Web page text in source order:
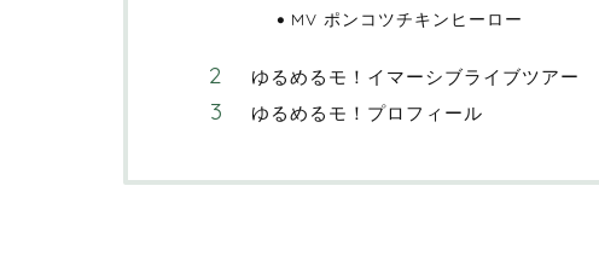
MV ポンコツチキンヒーロー
ゆるめるモ！イマーシブライブツアー
ゆるめるモ！プロフィール